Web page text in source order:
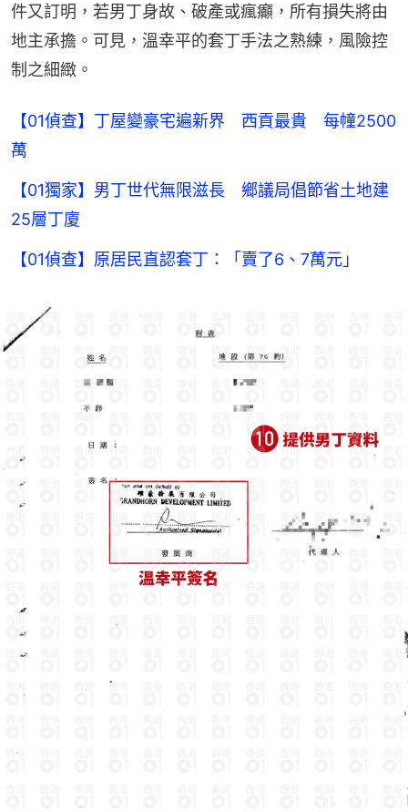
件又訂明，若男丁身故、破產或瘋癲，所有損失將由
地主承擔。可見，溫幸平的套丁手法之熟練，風險控
制之細緻。
【01偵查】丁屋變豪宅遍新界 西貢最貴 每幢2500
萬
【01獨家】男丁世代無限滋長 鄉議局倡節省土地建
25層丁廈
【01偵查】原居民直認套丁：「賣了6、7萬元」